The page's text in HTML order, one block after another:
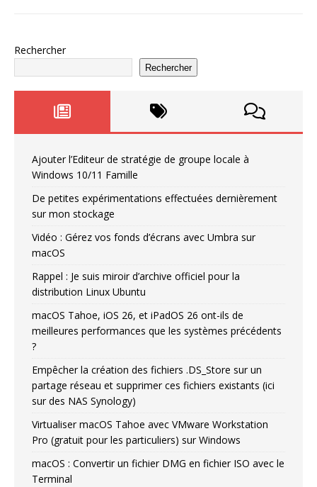
Rechercher
Rechercher
Ajouter l’Editeur de stratégie de groupe locale à
Windows 10/11 Famille
De petites expérimentations effectuées dernièrement
sur mon stockage
Vidéo : Gérez vos fonds d’écrans avec Umbra sur
macOS
Rappel : Je suis miroir d’archive officiel pour la
distribution Linux Ubuntu
macOS Tahoe, iOS 26, et iPadOS 26 ont-ils de
meilleures performances que les systèmes précédents
?
Empêcher la création des fichiers .DS_Store sur un
partage réseau et supprimer ces fichiers existants (ici
sur des NAS Synology)
Virtualiser macOS Tahoe avec VMware Workstation
Pro (gratuit pour les particuliers) sur Windows
macOS : Convertir un fichier DMG en fichier ISO avec le
Terminal